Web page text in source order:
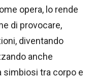
opera, lo rende
di provocare,
diventando
anche
simbiosi tra corpo e